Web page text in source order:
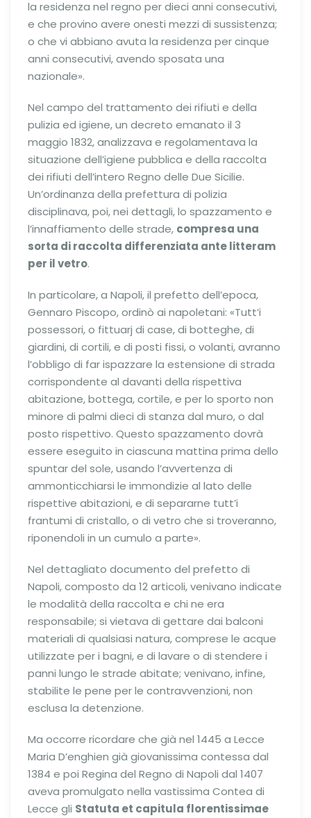
la residenza nel regno per dieci anni consecutivi,
e che provino avere onesti mezzi di sussistenza;
o che vi abbiano avuta la residenza per cinque
anni consecutivi, avendo sposata una
nazionale».
Nel campo del trattamento dei rifiuti e della
pulizia ed igiene, un decreto emanato il 3
maggio 1832, analizzava e regolamentava la
situazione dell’igiene pubblica e della raccolta
dei rifiuti dell’intero Regno delle Due Sicilie.
Un’ordinanza della prefettura di polizia
disciplinava, poi, nei dettagli, lo spazzamento e
l’innaffiamento delle strade, compresa una
sorta di raccolta differenziata ante litteram
per il vetro.
In particolare, a Napoli, il prefetto dell’epoca,
Gennaro Piscopo, ordinò ai napoletani: «Tutt’i
possessori, o fittuarj di case, di botteghe, di
giardini, di cortili, e di posti fissi, o volanti, avranno
l’obbligo di far ispazzare la estensione di strada
corrispondente al davanti della rispettiva
abitazione, bottega, cortile, e per lo sporto non
minore di palmi dieci di stanza dal muro, o dal
posto rispettivo. Questo spazzamento dovrà
essere eseguito in ciascuna mattina prima dello
spuntar del sole, usando l’avvertenza di
ammonticchiarsi le immondizie al lato delle
rispettive abitazioni, e di separarne tutt’i
frantumi di cristallo, o di vetro che si troveranno,
riponendoli in un cumulo a parte».
Nel dettagliato documento del prefetto di
Napoli, composto da 12 articoli, venivano indicate
le modalità della raccolta e chi ne era
responsabile; si vietava di gettare dai balconi
materiali di qualsiasi natura, comprese le acque
utilizzate per i bagni, e di lavare o di stendere i
panni lungo le strade abitate; venivano, infine,
stabilite le pene per le contravvenzioni, non
esclusa la detenzione.
Ma occorre ricordare che già nel 1445 a Lecce
Maria D’enghien già giovanissima contessa dal
1384 e poi Regina del Regno di Napoli dal 1407
aveva promulgato nella vastissima Contea di
Lecce gli Statuta et capitula florentissimae